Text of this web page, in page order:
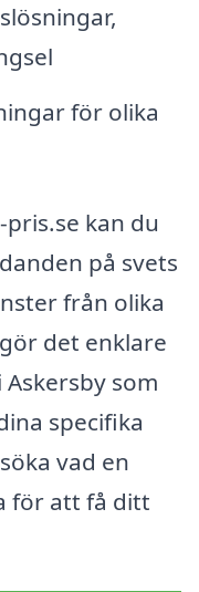
för olika
kan du
på svets
från olika
det enklare
som
specifika
vad en
för att få ditt